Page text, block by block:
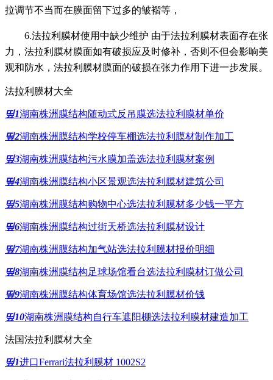
拉调节不当而在膜面留下过多的皱褶等，
6.法拉利膜材使用中缺少维护 由于法拉利膜材表面存在张
力，法拉利膜材膜面如有破损应及时修补，否则不但会影响美
观和防水，法拉利膜材膜面的破损在张力作用下进一步发展。
法拉利膜材大全
띺1湖南株洲膜结构随动式反吊膜选法拉利膜材单价
띺2湖南株洲膜结构学校停车棚选法拉利膜材制作加工
띺3湖南株洲膜结构污水膜加盖选法拉利膜材案例
띺4湖南株洲膜结构小区景观选法拉利膜材建筑公司
띺5湖南株洲膜结构购物中心选法拉利膜材多少钱一平方
띺6湖南株洲膜结构过街天桥选法拉利膜材设计
띺7湖南株洲膜结构加气站选法拉利膜材报价明细
띺8湖南株洲膜结构足球场馆看台选法拉利膜材订做公司
띺9湖南株洲膜结构体育场馆选法拉利膜材价钱
띺10湖南株洲膜结构自行车遮阳棚选法拉利膜材建造加工
法国法拉利膜材大全
띺1进口Ferrari法拉利膜材 1002S2